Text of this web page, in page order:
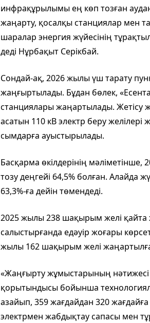
инфрақұрылымы ең көп тозған
жаңарту, қосалқы станциялар мен
шаралар энергия жүйесінің
деді Нұрбақыт Серікбай.
Сондай-ақ, 2026 жылы үш тарату
жаңғыртылады. Бұдан бөлек,
станциялары жаңартылады. Жетісу
асатын 110 кВ электр беру
сымдарға ауыстырылады.
Басқарма өкілдерінің
тозу деңгейі 64,5% болған. Алайда
63,3%-ға дейін төмендеді.
2025 жылы 238 шақырым желі
салыстырғанда едәуір жоғары
жылы 162 шақырым желі
«Жаңғырту жұмыстарының нәтижесі
қорытындысы бойынша
азайып, 359 жағдайдан 320
электрмен жабдықтау сапасы мен